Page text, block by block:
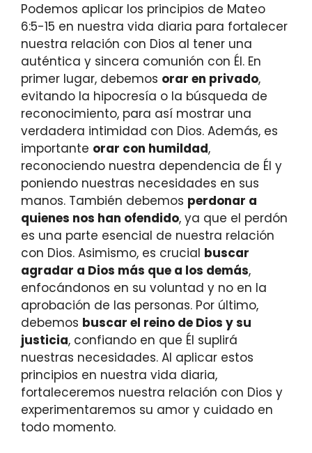
Podemos aplicar los principios de Mateo
6:5-15 en nuestra vida diaria para fortalecer
nuestra relación con Dios al tener una
auténtica y sincera comunión con Él. En
primer lugar, debemos orar en privado,
evitando la hipocresía o la búsqueda de
reconocimiento, para así mostrar una
verdadera intimidad con Dios. Además, es
importante orar con humildad,
reconociendo nuestra dependencia de Él y
poniendo nuestras necesidades en sus
manos. También debemos perdonar a
quienes nos han ofendido, ya que el perdón
es una parte esencial de nuestra relación
con Dios. Asimismo, es crucial buscar
agradar a Dios más que a los demás,
enfocándonos en su voluntad y no en la
aprobación de las personas. Por último,
debemos buscar el reino de Dios y su
justicia, confiando en que Él suplirá
nuestras necesidades. Al aplicar estos
principios en nuestra vida diaria,
fortaleceremos nuestra relación con Dios y
experimentaremos su amor y cuidado en
todo momento.